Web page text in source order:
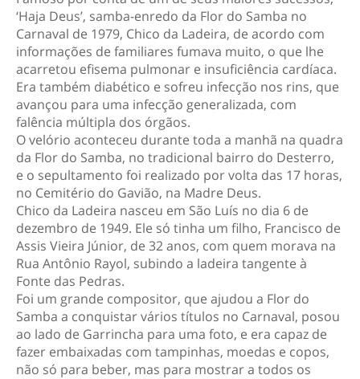
‘Haja Deus’, samba-enredo da Flor do Samba no
Carnaval de 1979, Chico da Ladeira, de acordo com
informações de familiares fumava muito, o que lhe
acarretou efisema pulmonar e insuficiência cardíaca.
Era também diabético e sofreu infecção nos rins, que
avançou para uma infecção generalizada, com
falência múltipla dos órgãos.
O velório aconteceu durante toda a manhã na quadra
da Flor do Samba, no tradicional bairro do Desterro,
e o sepultamento foi realizado por volta das 17 horas,
no Cemitério do Gavião, na Madre Deus.
Chico da Ladeira nasceu em São Luís no dia 6 de
dezembro de 1949. Ele só tinha um filho, Francisco de
Assis Vieira Júnior, de 32 anos, com quem morava na
Rua Antônio Rayol, subindo a ladeira tangente à
Fonte das Pedras.
Foi um grande compositor, que ajudou a Flor do
Samba a conquistar vários títulos no Carnaval, posou
ao lado de Garrincha para uma foto, e era capaz de
fazer embaixadas com tampinhas, moedas e copos,
não só para beber, mas para mostrar a todos os